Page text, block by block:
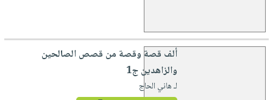
ألف قصة وقصة من قصص الصالحين
والزاهدين ج1
لـ هاني الحاج